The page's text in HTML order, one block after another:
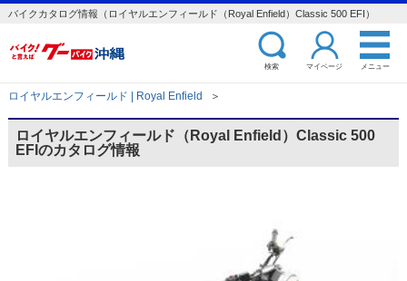
バイクカタログ情報（ロイヤルエンフィールド（Royal Enfield）Classic 500 EFI）
検索 マイページ メニュー
ロイヤルエンフィールド | Royal Enfield ＞
ロイヤルエンフィールド（Royal Enfield）Classic 500
EFIのカタログ情報